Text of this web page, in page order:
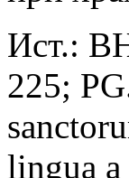
Ист.:
225;
lingua a